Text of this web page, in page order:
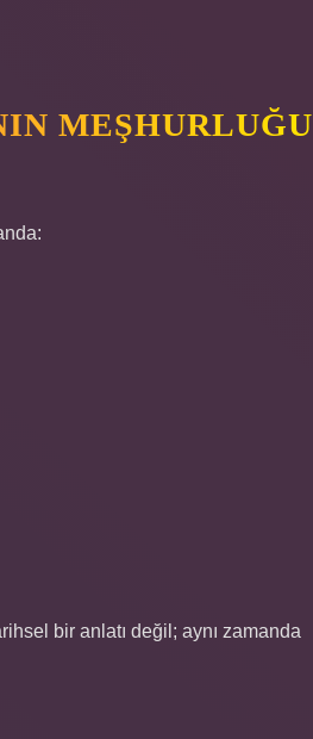
MEŞHURLUĞU
bir anlatı değil; aynı zamanda